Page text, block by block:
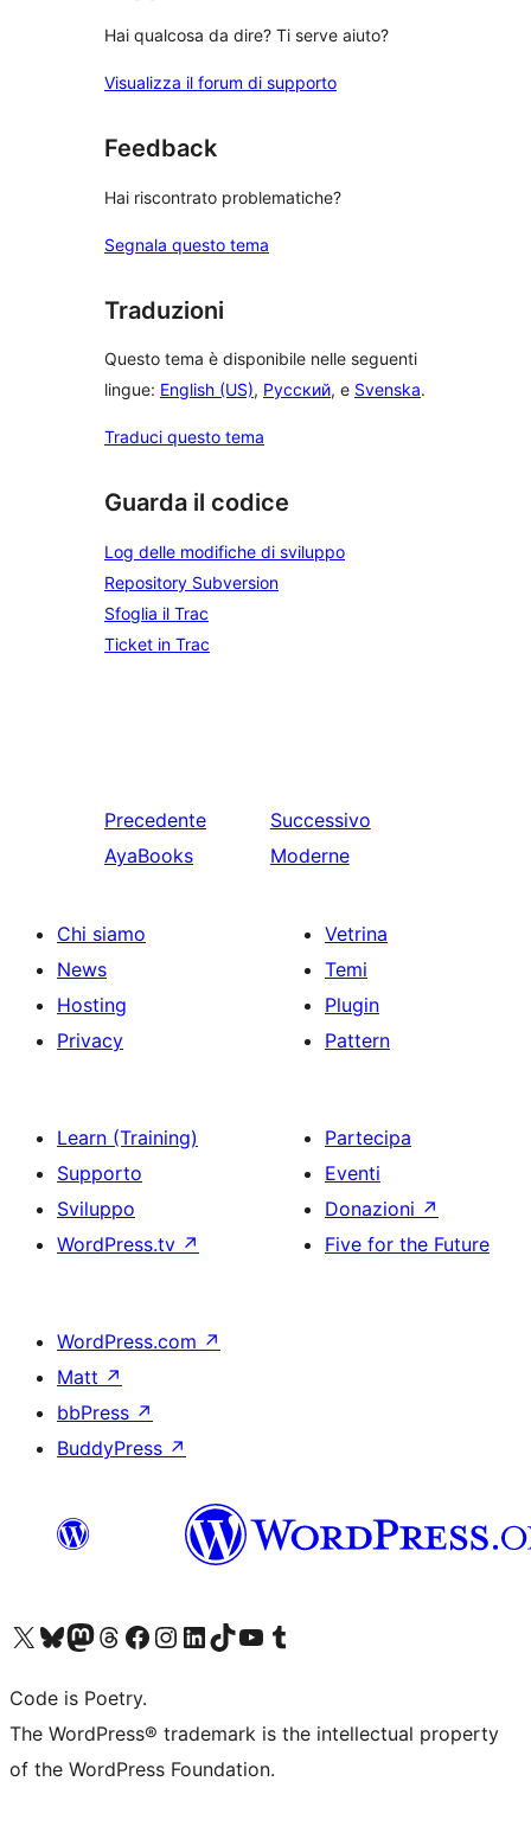
Hai qualcosa da dire? Ti serve aiuto?
Visualizza il forum di supporto
Feedback
Hai riscontrato problematiche?
Segnala questo tema
Traduzioni
Questo tema è disponibile nelle seguenti
lingue: English (US), Русский, e Svenska.
Traduci questo tema
Guarda il codice
Log delle modifiche di sviluppo
Repository Subversion
Sfoglia il Trac
Ticket in Trac
Precedente
AyaBooks
Successivo
Moderne
Chi siamo
News
Hosting
Privacy
Vetrina
Temi
Plugin
Pattern
Learn (Training)
Supporto
Sviluppo
WordPress.tv ↗
Partecipa
Eventi
Donazioni ↗
Five for the Future
WordPress.com ↗
Matt ↗
bbPress ↗
BuddyPress ↗
Visita il nostro account X (ex Twitter)
Visita il nostro account Bluesky
Visita il nostro account Mastodon
Visita il nostro account Threads
Visita la nostra pagina Facebook
Visita il nostro account Instagram
Visita il nostro account LinkedIn
Visita il nostro account TikTok
Visita il nostro canale YouTube
Visita il nostro account Tumblr
Code is Poetry.
The WordPress® trademark is the intellectual property
of the WordPress Foundation.